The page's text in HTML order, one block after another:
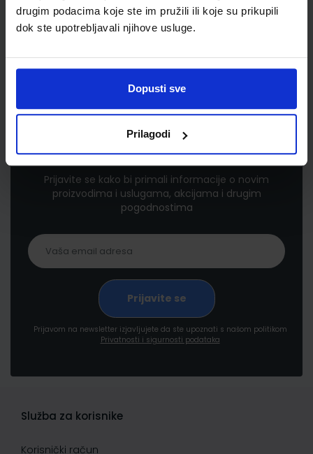
drugim podacima koje ste im pružili ili koje su prikupili
dok ste upotrebljavali njihove usluge.
Dopusti sve
Prilagodi
Newsletter prijava
Prijavite se kako bi primali informacije o novim
proizvodima i uslugama, akcijama i drugim
pogodnostima
Prijavom na newsletter izjavljujete da ste upoznati s našom politikom
Privatnosti i sigurnosti podataka
Služba za korisnike
Korisnički račun